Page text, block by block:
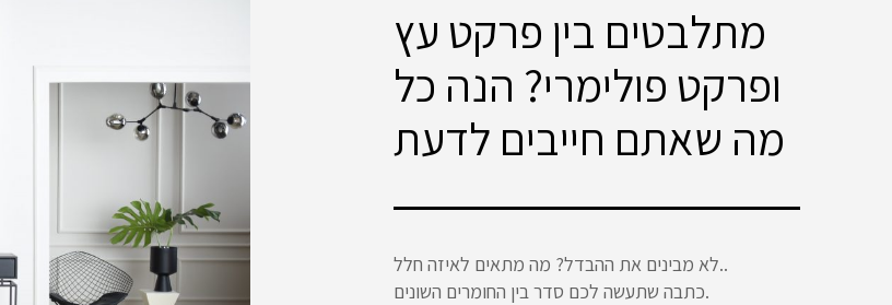
מתלבטים בין פרקט עץ
ופרקט פולימרי? הנה כל
מה שאתם חייבים לדעת
לא מבינים את ההבדל? מה מתאים לאיזה חלל..
כתבה שתעשה לכם סדר בין החומרים השונים.